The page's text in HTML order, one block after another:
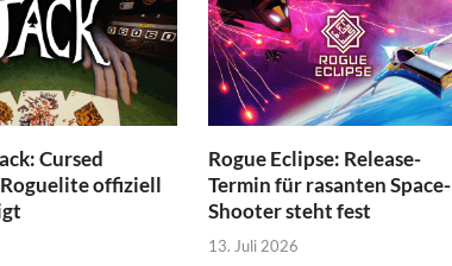
Cursed
offiziell
Rogue Eclipse: Release-
Termin für rasanten Space-
Shooter steht fest
13. Juli 2026